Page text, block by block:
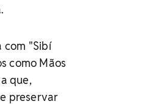
com "Sibí
como Mãos
que,
preservar